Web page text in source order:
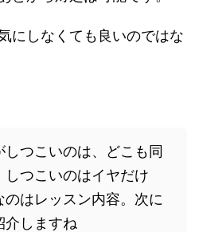
にしなくても良いのではな
しつこいのは、どこも同
しつこいのはイヤだけ
のはレッスン内容。次に
介しますね